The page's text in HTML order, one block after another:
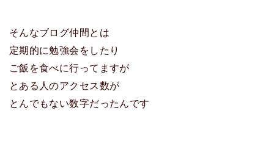
そんなブログ仲間とは
定期的に勉強会をしたり
ご飯を食べに行ってますが
とある人のアクセス数が
とんでもない数字だったんです